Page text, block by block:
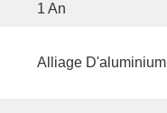
1 An
Alliage D'aluminium